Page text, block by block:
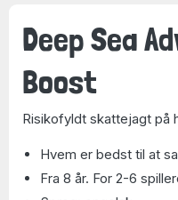
Deep Sea
Boost
Risikofyldt skattejagt på
Hvem er bedst til at
Fra 8 år. For 2-6